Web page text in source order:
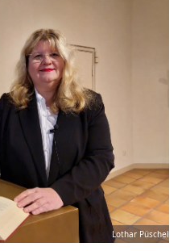
Lothar Püschel